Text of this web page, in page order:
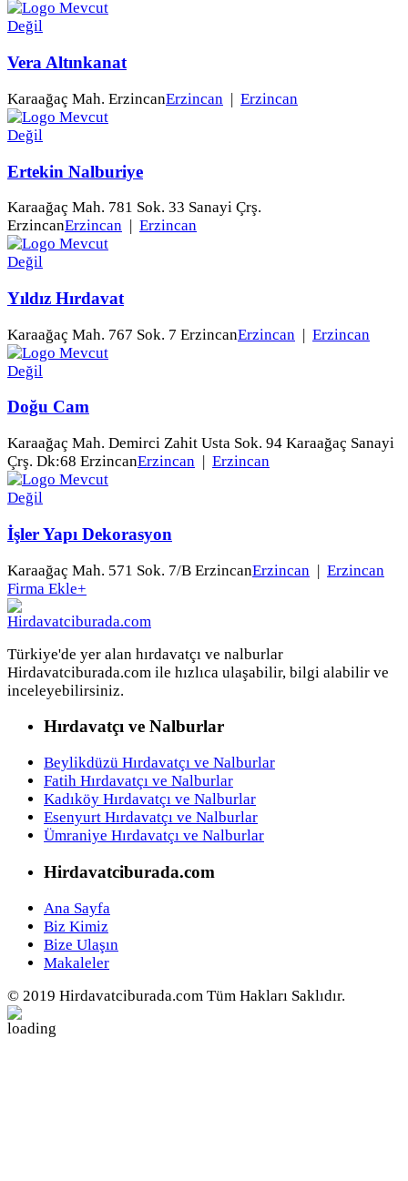
Vera Altınkanat
Karaağaç Mah. ErzincanErzincan | Erzincan
Ertekin Nalburiye
Karaağaç Mah. 781 Sok. 33 Sanayi Çrş.
ErzincanErzincan Erzincan
Yıldız Hırdavat
Karaağaç Mah. 767 Sok. 7 ErzincanErzincan | Erzincan
Doğu Cam
Karaağaç Mah. Demirci Zahit Usta Sok. 94 Karaağaç Sanayi
Çrş. Dk:68 ErzincanErzincan Erzincan
İşler Yapı Dekorasyon
Karaağaç Mah. 571 Sok. 7/B ErzincanErzincan | Erzincan
Firma Ekle+
Türkiye'de yer alan hırdavatçı ve nalburlar
Hirdavatciburada.com ile hızlıca ulaşabilir, bilgi alabilir ve
inceleyebilirsiniz.
Hırdavatçı ve Nalburlar
Beylikdüzü Hırdavatçı ve Nalburlar
Fatih Hırdavatçı ve Nalburlar
Kadıköy Hırdavatçı ve Nalburlar
Esenyurt Hırdavatçı ve Nalburlar
Ümraniye Hırdavatçı ve Nalburlar
Hirdavatciburada.com
Ana Sayfa
Biz Kimiz
Bize Ulaşın
Makaleler
© 2019 Hirdavatciburada.com Tüm Hakları Saklıdır.